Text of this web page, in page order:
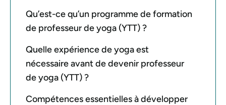
Qu’est-ce qu’un programme de formation
de professeur de yoga (YTT) ?
Quelle expérience de yoga est
nécessaire avant de devenir professeur
de yoga (YTT) ?
Compétences essentielles à développer